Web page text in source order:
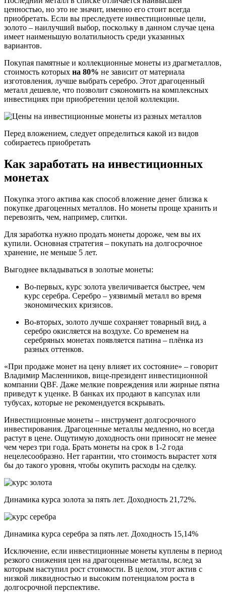
ценностью, но это не значит, именно его стоит всегда
приобретать. Если вы преследуете инвестиционные цели,
золото – наилучший выбор, поскольку в данном случае цена
имеет наименьшую волатильность среди указанных
вариантов.
Покупая памятные и коллекционные монеты из драгметаллов,
стоимость которых на 80% не зависит от материала
изготовления, лучше выбрать серебро. Этот драгоценный
металл дешевле, что позволит сэкономить на комплексных
инвестициях при приобретении целой коллекции.
Перед вложением, следует определиться какой из видов
собираетесь приобретать
Как заработать на инвестиционных
монетах
Покупка этого актива как способ вложение денег близка к
покупке драгоценных металлов. Но монеты проще хранить и
перевозить, чем, например, слитки.
Для заработка нужно продать монеты дороже, чем вы их
купили. Основная стратегия – покупать на долгосрочное
хранение, не меньше 5 лет.
Выгоднее вкладываться в золотые монеты:
Во-первых, курс золота увеличивается быстрее, чем
курс серебра. Серебро – уязвимый металл во время
экономических кризисов.
Во-вторых, золото лучше сохраняет товарный вид, а
серебро окисляется на воздухе. Со временем на
серебряных монетах появляется патина – плёнка из
разных оттенков.
«При продаже монет на цену влияет их состояние» – говорит
Владимир Масленников, вице-президент инвестиционной
компании QBF. Даже мелкие повреждения или жирные пятна
приведут к уценке. В банках их продают в капсулах или
тубусах, которые не рекомендуется вскрывать.
Инвестиционные монеты – инструмент долгосрочного
инвестирования. Драгоценные металлы медленно, но всегда
растут в цене. Ощутимую доходность они приносят не менее
чем через три года. Брать монеты на срок в 1-2 года
нецелесообразно. Нет гарантии, что стоимость вырастет хотя
бы до такого уровня, чтобы окупить расходы на сделку.
Динамика курса золота за пять лет. Доходность 21,72%.
Динамика курса серебра за пять лет. Доходность 15,14%
Исключение, если инвестиционные монеты куплены в период
резкого снижения цен на драгоценные металлы, вслед за
которым наступил рост стоимости. В целом, этот актив с
низкой ликвидностью и высоким потенциалом роста в
долгосрочной перспективе.